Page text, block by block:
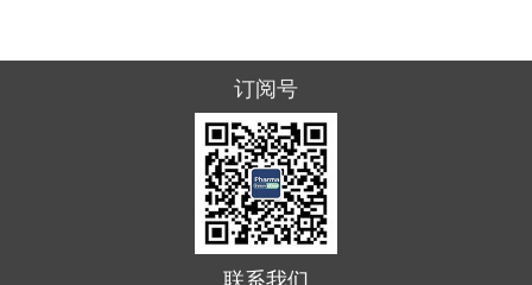
订阅号
联系我们